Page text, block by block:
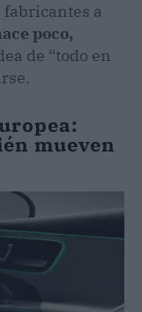
fabricantes a
poco,
de “todo en
mueven